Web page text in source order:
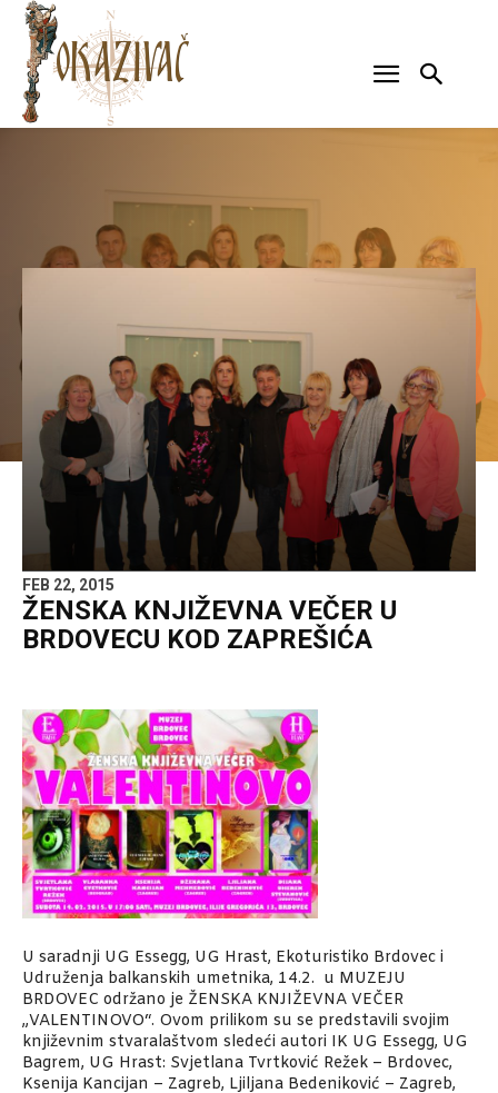
FEB 22, 2015
ŽENSKA KNJIŽEVNA VEČER U
BRDOVECU KOD ZAPREŠIĆA
U saradnji UG Essegg, UG Hrast, Ekoturistiko Brdovec i
Udruženja balkanskih umetnika, 14.2. u MUZEJU
BRDOVEC održano je ŽENSKA KNJIŽEVNA VEČER
„VALENTINOVO“. Ovom prilikom su se predstavili svojim
književnim stvaralaštvom sledeći autori IK UG Essegg, UG
Bagrem, UG Hrast: Svjetlana Tvrtković Režek – Brdovec,
Ksenija Kancijan – Zagreb, Ljiljana Bedeniković – Zagreb,